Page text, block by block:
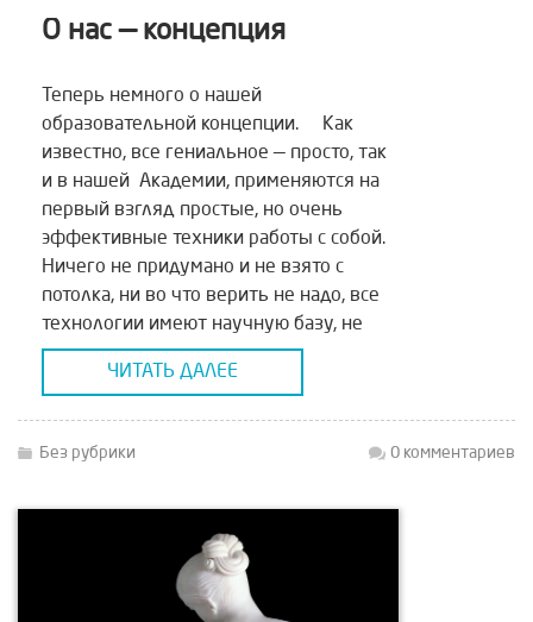
самом человеке, в ориентации его
О нас — концепция
Теперь немного о нашей
образовательной концепции. Как
известно, все гениальное — просто, так
и в нашей Академии, применяются на
первый взгляд простые, но очень
эффективные техники работы с собой.
Ничего не придумано и не взято с
потолка, ни во что верить не надо, все
технологии имеют научную базу, не
раз проверены приборами и только
после […]ЧИТАТЬ ДАЛЕЕ
Без рубрики 0 комментариев